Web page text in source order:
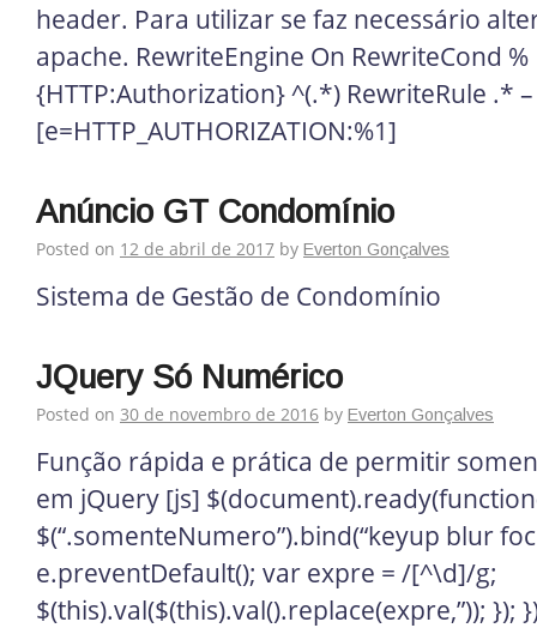
header. Para utilizar se faz necessário
apache. RewriteEngine On RewriteCond %
{HTTP:Authorization} ^(.*) RewriteRule .* –
[e=HTTP_AUTHORIZATION:%1]
Anúncio GT Condomínio
Posted on 12 de abril de 2017 by Everton Gonçalves
Sistema de Gestão de Condomínio
JQuery Só Numérico
Posted on 30 de novembro de 2016 by Everton Gonçalves
Função rápida e prática de permitir
em jQuery [js]
$(“.somenteNumero”).bind(“keyup blur
e.preventDefault(); var expre = /[^\d]/g;
$(this).val($(this).val().replace(expre,”)); });